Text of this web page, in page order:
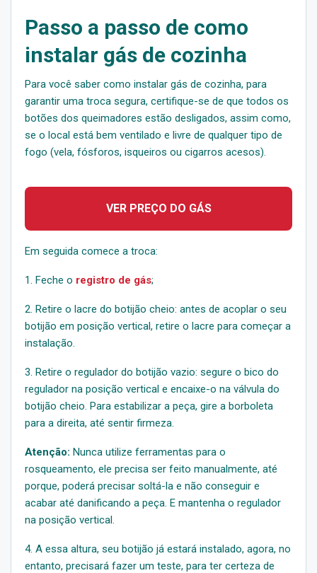
Passo a passo de como
instalar gás de cozinha
Para você saber como instalar gás de cozinha, para
garantir uma troca segura, certifique-se de que todos os
botões dos queimadores estão desligados, assim como,
se o local está bem ventilado e livre de qualquer tipo de
fogo (vela, fósforos, isqueiros ou cigarros acesos).
VER PREÇO DO GÁS
Em seguida comece a troca:
1. Feche o registro de gás;
2. Retire o lacre do botijão cheio: antes de acoplar o seu
botijão em posição vertical, retire o lacre para começar a
instalação.
3. Retire o regulador do botijão vazio: segure o bico do
regulador na posição vertical e encaixe-o na válvula do
botijão cheio. Para estabilizar a peça, gire a borboleta
para a direita, até sentir firmeza.
Atenção: Nunca utilize ferramentas para o
rosqueamento, ele precisa ser feito manualmente, até
porque, poderá precisar soltá-la e não conseguir e
acabar até danificando a peça. E mantenha o regulador
na posição vertical.
4. A essa altura, seu botijão já estará instalado, agora, no
entanto, precisará fazer um teste, para ter certeza de